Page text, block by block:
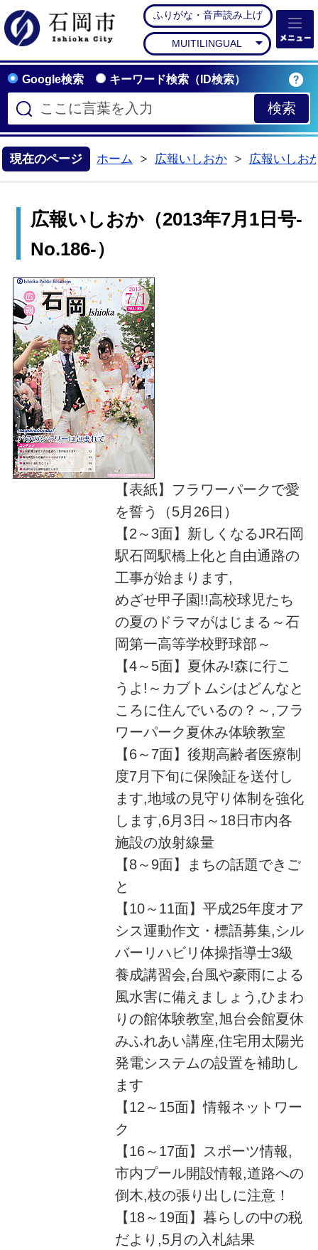
石岡市公式ホームペー
ふりがな・音声読み上げ
MUITILINGUAL
Google検索 キーワード検索（ID検索）
現在のページ ホーム
広報いしおか
広報いしお
広報いしおか（2013年7月1日号-
No.186-）
【表紙】フラワーパークで愛
を誓う（5月26日）
【2～3面】新しくなるJR石岡
駅石岡駅橋上化と自由通路の
工事が始まります,
めざせ甲子園!!高校球児たち
の夏のドラマがはじまる～石
岡第一高等学校野球部～
【4～5面】夏休み!森に行こ
うよ!～カブトムシはどんなと
ころに住んでいるの？～,フラ
ワーパーク夏休み体験教室
【6～7面】後期高齢者医療制
度7月下旬に保険証を送付し
ます,地域の見守り体制を強化
します,6月3日～18日市内各
施設の放射線量
【8～9面】まちの話題できご
と
【10～11面】平成25年度オア
シス運動作文・標語募集,シル
バーリハビリ体操指導士3級
養成講習会,台風や豪雨による
風水害に備えましょう,ひまわ
りの館体験教室,旭台会館夏休
みふれあい講座,住宅用太陽光
発電システムの設置を補助し
ます
【12～15面】情報ネットワー
ク
【16～17面】スポーツ情報,
市内プール開設情報,道路への
倒木,枝の張り出しに注意！
【18～19面】暮らしの中の税
だより,5月の入札結果